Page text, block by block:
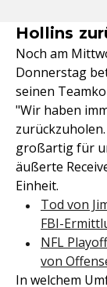
Hollins
Noch am
Donnerstag
seinen
"Wir haben
großartig für
äußerte
Einheit.
Tod von
FBI-
NFL
von
In welchem